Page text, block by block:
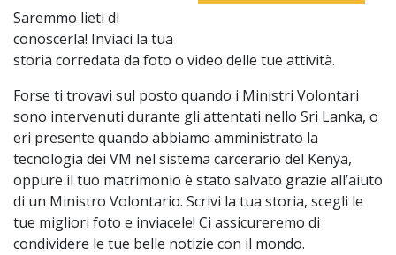
Saremmo lieti di
conoscerla! Inviaci la tua
storia corredata da foto o video delle tue attività.
Forse ti trovavi sul posto quando i Ministri Volontari
sono intervenuti durante gli attentati nello Sri Lanka, o
eri presente quando abbiamo amministrato la
tecnologia dei VM nel sistema carcerario del Kenya,
oppure il tuo matrimonio è stato salvato grazie all’aiuto
di un Ministro Volontario. Scrivi la tua storia, scegli le
tue migliori foto e inviacele! Ci assicureremo di
condividere le tue belle notizie con il mondo.